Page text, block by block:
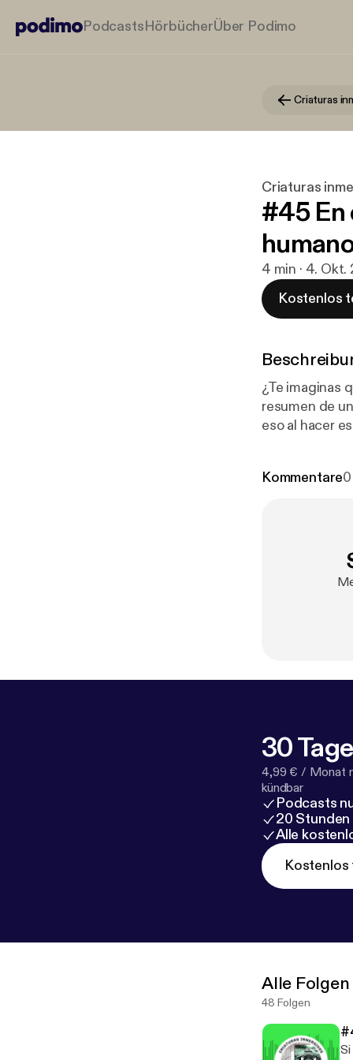
PodcastsHörbücherÜber Podimo
Criaturas
Criaturas
#45 En
4 min · 4.
Kostenlos
¿Te imaginas
resumen de
eso al hacer este podcast. #IA #Google
Kommentare0
30
4,99 € / Monat
kündbar
Podcasts
20
Alle
Kostenlos
Alle Folgen
48 Folgen